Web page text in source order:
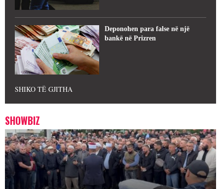
Deponohen para false në një
bankë në Prizren
SHIKO TË GJITHA
SHOWBIZ